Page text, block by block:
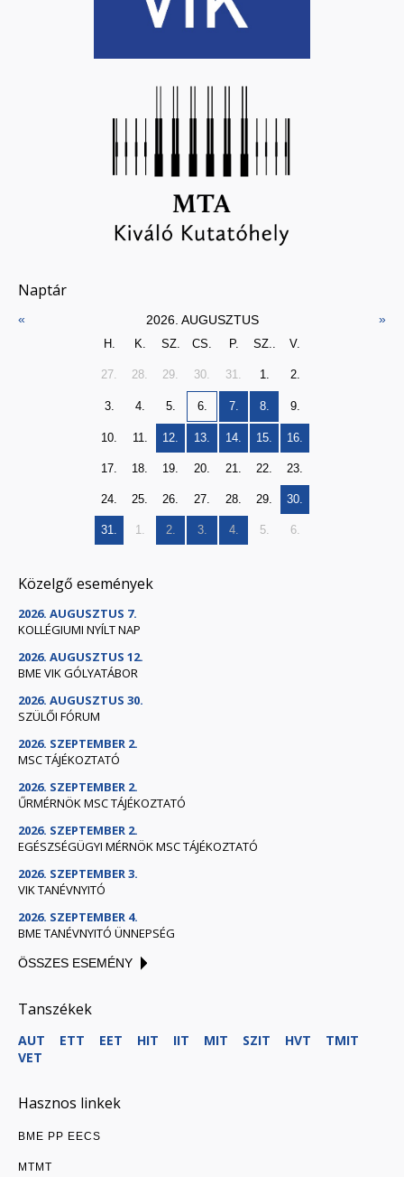
Naptár
« 2026. AUGUSZTUS »
H. K. SZ. CS. P. SZ.. V.
27. 28. 29. 30. 31. 1. 2.
3. 4. 5. 6. 7. 8. 9.
10. 11. 12. 13. 14. 15. 16.
17. 18. 19. 20. 21. 22. 23.
24. 25. 26. 27. 28. 29. 30.
31. 1. 2. 3. 4. 5. 6.
Közelgő események
2026. AUGUSZTUS 7.
KOLLÉGIUMI NYÍLT NAP
2026. AUGUSZTUS 12.
BME VIK GÓLYATÁBOR
2026. AUGUSZTUS 30.
SZÜLŐI FÓRUM
2026. SZEPTEMBER 2.
MSC TÁJÉKOZTATÓ
2026. SZEPTEMBER 2.
ŰRMÉRNÖK MSC TÁJÉKOZTATÓ
2026. SZEPTEMBER 2.
EGÉSZSÉGÜGYI MÉRNÖK MSC TÁJÉKOZTATÓ
2026. SZEPTEMBER 3.
VIK TANÉVNYITÓ
2026. SZEPTEMBER 4.
BME TANÉVNYITÓ ÜNNEPSÉG
ÖSSZES ESEMÉNY
Tanszékek
AUT ETT EET HIT IIT MIT SZIT HVT
TMIT
VET
Hasznos linkek
BME PP EECS
MTMT